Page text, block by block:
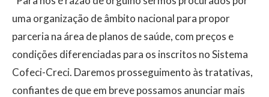
uma organização de âmbito nacional para propor
parceria na área de planos de saúde, com preços e
condições diferenciadas para os inscritos no Sistema
Cofeci-Creci. Daremos prosseguimento às tratativas,
confiantes de que em breve possamos anunciar mais